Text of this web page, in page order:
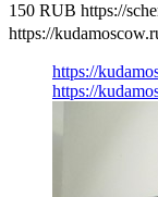
150 RUB https://
https://
https://
https://